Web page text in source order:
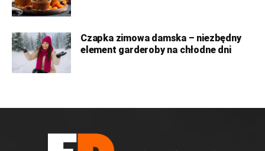
Czapka zimowa damska – niezbędny
element garderoby na chłodne dni